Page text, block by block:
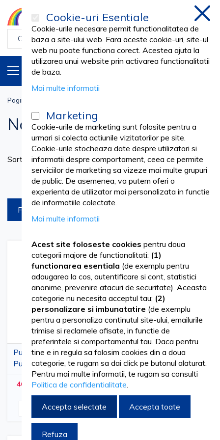
PRODUSE
Pagina principala
Noutati
Sortare dupa
Produse pe pagina
FILTREAZA
Pungi autosigilante
Pupinel, hartie maro,
75x150mm, 100buc
46,03 lei (55,70 lei cuTVA)
Adauga in cos
Adaugati
la
Lista
de
Dorinte
Adaugati
pentru
comparare
Apa oxigenata (peroxid
de hidrogen) 6% 1000
ml, antiseptic, cicatrizant,
hemostatic, decolorant
21,78 lei
Adauga in cos
la
Lista
de
Cookie-uri Esentiale
Cookie-urile necesare permit functionalitatea de
baza a site-ului web. Fara aceste cookie-uri, site-ul
web nu poate functiona corect. Acestea ajuta la
utilizarea unui website prin activarea functionalitatii
de baza.
Mai multe informatii
Marketing
Cookie-urile de marketing sunt folosite pentru a
urmari si colecta actiunile vizitatorilor pe site.
Cookie-urile stocheaza date despre utilizatori si
informatii despre comportament, ceea ce permite
serviciilor de marketing sa vizeze mai multe grupuri
de public. De asemenea, va putem oferi o
experienta de utilizator mai personalizata in functie
de informatiile colectate.
Mai multe informatii
Acest site foloseste cookies pentru doua
categorii majore de functionalitati: (1)
functionarea esentiala (de exemplu pentru
adaugarea la cos, autentificare si cont, statistici
anonime, prevenire atacuri de securitate). Aceasta
categorie nu necesita acceptul tau; (2)
personalizare si imbunatatire (de exemplu
pentru a personaliza continutul site-ului, emailurile
trimise si reclamele afisate, in functie de
preferintele si comportamentul tau. Daca pentru
tine e in regula sa folosim cookies din a doua
categorie, te rugam sa dai click pe butonul alaturat.
Pentru mai multe informatii, te rugam sa consulti
Politica de confidentialitate.
Accepta selectate Accepta toate
Refuza